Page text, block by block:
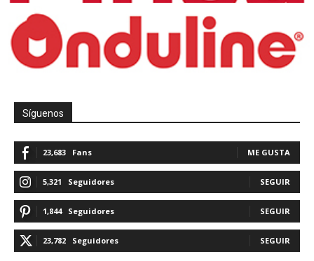
Síguenos
23,683 Fans ME GUSTA
5,321 Seguidores SEGUIR
1,844 Seguidores SEGUIR
23,782 Seguidores SEGUIR